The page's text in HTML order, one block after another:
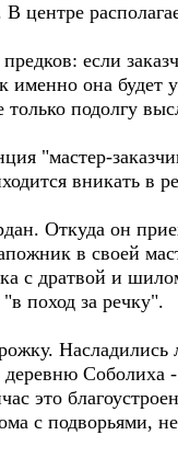
если
она будет
подолгу
"мастер-
вникать в
Откуда он
в своей
с дратвой и
поход за речку".
Соболиха -
это
с подворьями,